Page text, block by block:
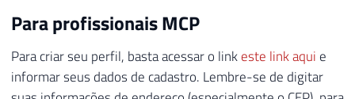
Para profissionais MCP
Para criar seu perfil, basta acessar o linkeste link aqui e
informar seus dados de cadastro. Lembre-se de digitar